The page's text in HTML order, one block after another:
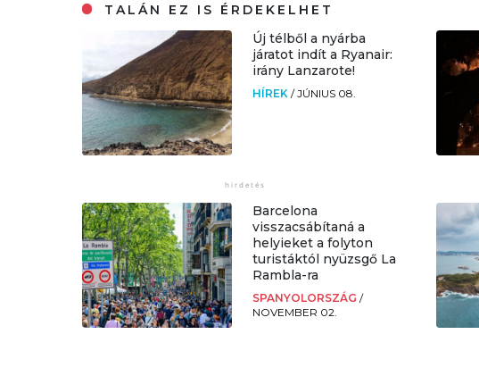
TALÁN EZ IS ÉRDEKELHET
Új télből a nyárba
járatot indít a Ryanair:
irány Lanzarote!
HÍREK/JÚNIUS 08.
Barcelona
visszacsábítaná a
helyieket a folyton
turistáktól nyüzsgő La
Rambla-ra
SPANYOLORSZÁG/
NOVEMBER 02.